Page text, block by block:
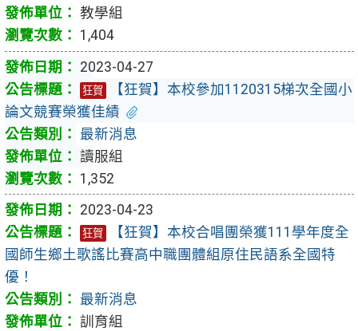
教學組
1,404
2023-04-27
狂賀
【狂賀】本校參加1120315梯次全國小
論文競賽榮獲佳績
最新消息
讀服組
1,352
2023-04-23
狂賀
【狂賀】本校合唱團榮獲111學年度全
國師生鄉土歌謠比賽高中職團體組原住民語系全國特
優！
最新消息
訓育組